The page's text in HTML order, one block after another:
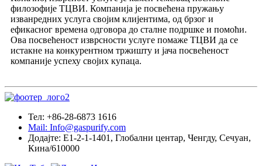
филозофије ТЦВИ. Компанија је посвећена пружању
изванредних услуга својим клијентима, од брзог и
ефикасног времена одговора до сталне подршке и помоћи.
Ова посвећеност изврсности услуге помаже ТЦВИ да се
истакне на конкурентном тржишту и јача посвећеност
компаније успеху својих купаца.
Тел: +86-28-6873 1616
Mail: Info@gaspurify.com
Додајте: Е1-2-1-1401, Глобални центар, Ченгду, Сечуан,
Кина/610000